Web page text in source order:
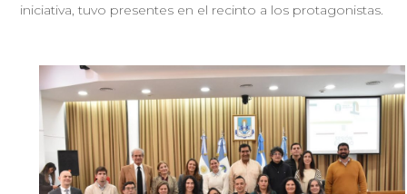
iniciativa, tuvo presentes en el recinto a los protagonistas.